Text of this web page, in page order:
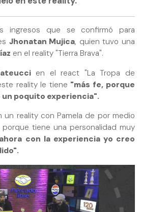
ingresos que se confirmó para
Jhonatan Mujica, quien tuvo una
en el reality "Tierra Brava".
en el react "La Tropa de
reality le tiene "más fe, porque
poquito experiencia".
un reality con Pamela de por medio
tiene una personalidad muy
con la experiencia yo creo